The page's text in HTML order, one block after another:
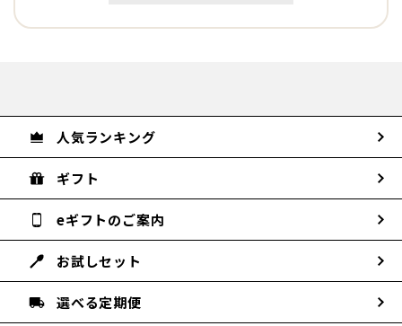
人気ランキング
ギフト
eギフトのご案内
お試しセット
選べる定期便